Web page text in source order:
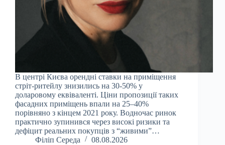
В центрі Києва орендні ставки на приміщення
стріт-ритейлу знизились на 30-50% у
доларовому еквіваленті. Ціни пропозиції таких
фасадних приміщень впали на 25–40%
порівняно з кінцем 2021 року. Водночас ринок
практично зупинився через високі ризики та
дефіцит реальних покупців з “живими”…
Філіп Середа
08.08.2026